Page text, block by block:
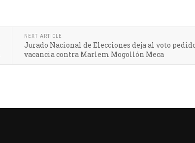
NEXT ARTICLE
Jurado Nacional de Elecciones deja al voto
vacancia contra Marlem Mogollón Meca